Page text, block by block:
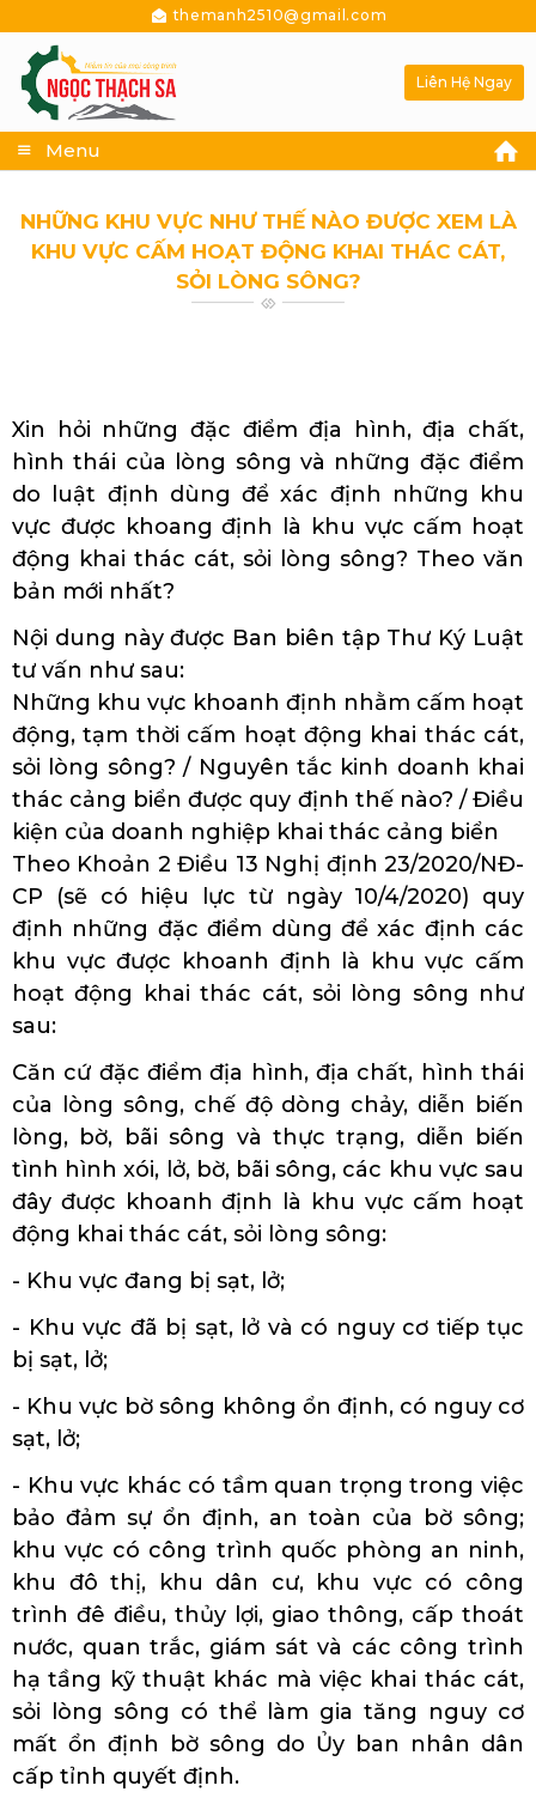
themanh2510@gmail.com
Menu
Liên Hệ Ngay
NHỮNG KHU VỰC NHƯ THẾ NÀO ĐƯỢC XEM LÀ
KHU VỰC CẤM HOẠT ĐỘNG KHAI THÁC CÁT,
SỎI LÒNG SÔNG?
Xin hỏi những đặc điểm địa hình, địa chất,
hình thái của lòng sông và những đặc điểm
do luật định dùng để xác định những khu
vực được khoang định là khu vực cấm hoạt
động khai thác cát, sỏi lòng sông? Theo văn
bản mới nhất?
Nội dung này được Ban biên tập Thư Ký Luật
tư vấn như sau:
Những khu vực khoanh định nhằm cấm hoạt
động, tạm thời cấm hoạt động khai thác cát,
sỏi lòng sông? / Nguyên tắc kinh doanh khai
thác cảng biển được quy định thế nào? / Điều
kiện của doanh nghiệp khai thác cảng biển
Theo Khoản 2 Điều 13 Nghị định 23/2020/NĐ-
CP (sẽ có hiệu lực từ ngày 10/4/2020) quy
định những đặc điểm dùng để xác định các
khu vực được khoanh định là khu vực cấm
hoạt động khai thác cát, sỏi lòng sông như
sau:
Căn cứ đặc điểm địa hình, địa chất, hình thái
của lòng sông, chế độ dòng chảy, diễn biến
lòng, bờ, bãi sông và thực trạng, diễn biến
tình hình xói, lở, bờ, bãi sông, các khu vực sau
đây được khoanh định là khu vực cấm hoạt
động khai thác cát, sỏi lòng sông:
- Khu vực đang bị sạt, lở;
- Khu vực đã bị sạt, lở và có nguy cơ tiếp tục
bị sạt, lở;
- Khu vực bờ sông không ổn định, có nguy cơ
sạt, lở;
- Khu vực khác có tầm quan trọng trong việc
bảo đảm sự ổn định, an toàn của bờ sông;
khu vực có công trình quốc phòng an ninh,
khu đô thị, khu dân cư, khu vực có công
trình đê điều, thủy lợi, giao thông, cấp thoát
nước, quan trắc, giám sát và các công trình
hạ tầng kỹ thuật khác mà việc khai thác cát,
sỏi lòng sông có thể làm gia tăng nguy cơ
mất ổn định bờ sông do Ủy ban nhân dân
cấp tỉnh quyết định.